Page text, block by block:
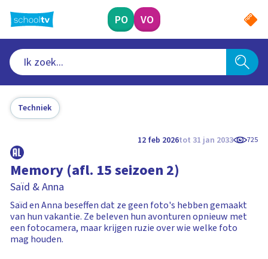
naar
hoofdinhoud
PO VO
Techniek
12 feb 2026tot 31 jan 2033 725
Memory (afl. 15 seizoen 2)
Saïd & Anna
Saïd en Anna beseffen dat ze geen foto's hebben gemaakt
van hun vakantie. Ze beleven hun avonturen opnieuw met
een fotocamera, maar krijgen ruzie over wie welke foto
mag houden.